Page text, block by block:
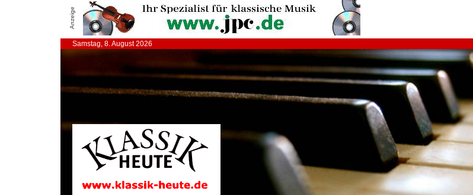
Anzeige
Samstag, 8. August 2026